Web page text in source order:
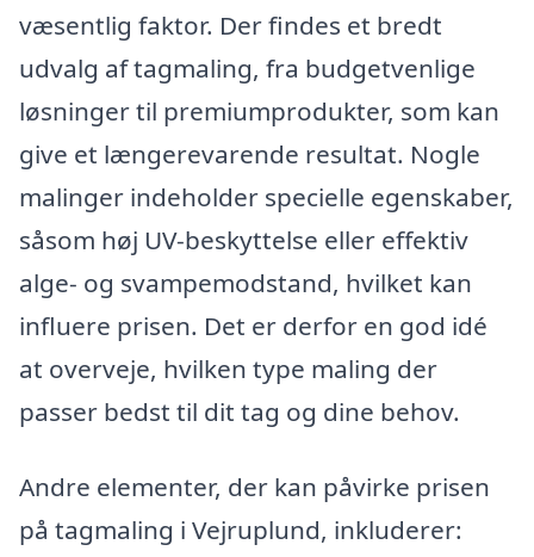
væsentlig faktor. Der findes et bredt
udvalg af tagmaling, fra budgetvenlige
løsninger til premiumprodukter, som kan
give et længerevarende resultat. Nogle
malinger indeholder specielle egenskaber,
såsom høj UV-beskyttelse eller effektiv
alge- og svampemodstand, hvilket kan
influere prisen. Det er derfor en god idé
at overveje, hvilken type maling der
passer bedst til dit tag og dine behov.
Andre elementer, der kan påvirke prisen
på tagmaling i Vejruplund, inkluderer: